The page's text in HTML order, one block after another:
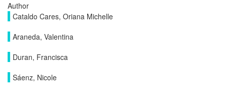
Author
Cataldo Cares, Oriana Michelle
Araneda, Valentina
Duran, Francisca
Sáenz, Nicole